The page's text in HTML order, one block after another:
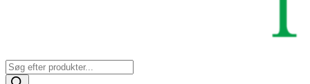
Products
search